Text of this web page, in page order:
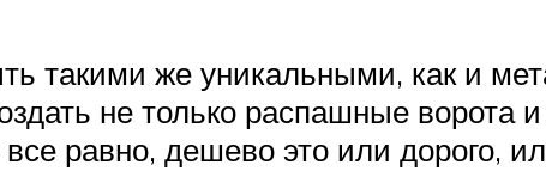
такими же уникальными, как и
не только распашные ворота
равно, дешево это или дорого,